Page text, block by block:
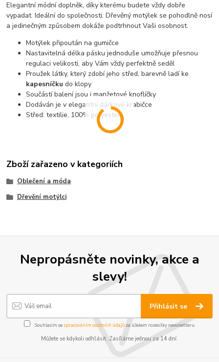
Elegantní módní doplněk, díky kterému budete vždy dobře
vypadat. Ideální do společnosti. Dřevěný motýlek se pohodlně nosí
a jedinečným způsobem dokáže podtrhnout Vaši osobnost.
Motýlek připoután na gumičce
Nastavitelná délka pásku jednoduše umožňuje přesnou
regulaci velikosti, aby Vám vždy perfektně seděl
Proužek látky, který zdobí jeho střed, barevně ladí ke
kapesníčku do klopy
Součástí balení jsou i manžetové knoflíčky
Dodáván je v elegantní dárkové krabičce
Střed: textilie, 100% polyester
Zboží zařazeno v kategoriích
Oblečení a móda
Dřevění motýlci
Nepropásněte novinky, akce a
slevy!
Přihlásit se
Souhlasím se zpracováním osobních údajůza účelem rozesílky newsletteru.
Můžete se kdykoli odhlásit. Zasíláme jednou za 14 dní.